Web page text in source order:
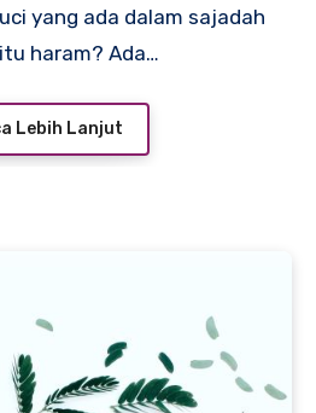
yang ada dalam sajadah
haram? Ada…
Lebih Lanjut